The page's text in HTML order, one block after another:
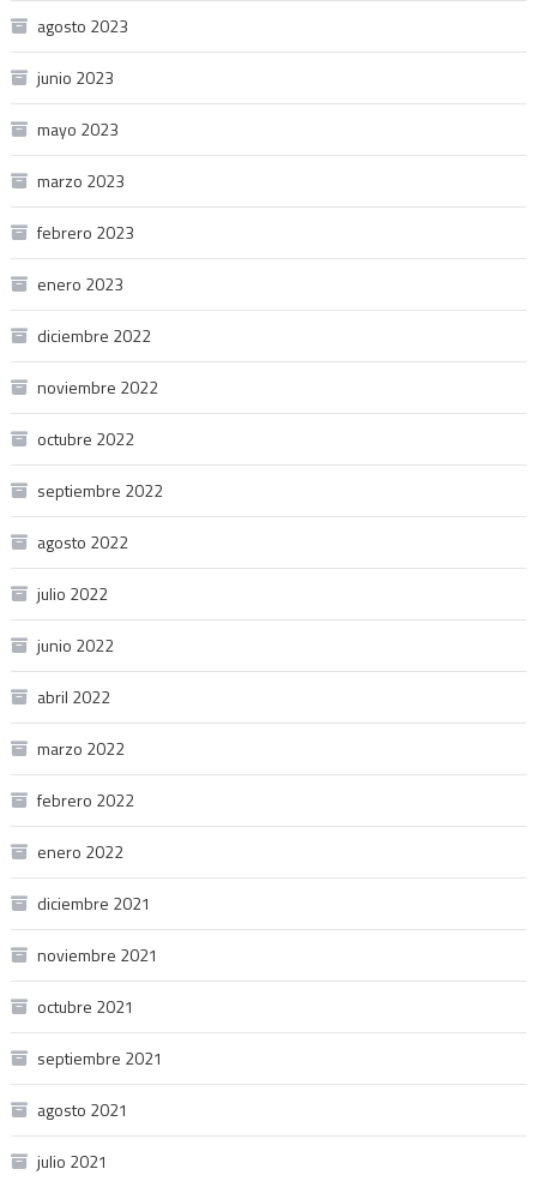
agosto 2023
junio 2023
mayo 2023
marzo 2023
febrero 2023
enero 2023
diciembre 2022
noviembre 2022
octubre 2022
septiembre 2022
agosto 2022
julio 2022
junio 2022
abril 2022
marzo 2022
febrero 2022
enero 2022
diciembre 2021
noviembre 2021
octubre 2021
septiembre 2021
agosto 2021
julio 2021